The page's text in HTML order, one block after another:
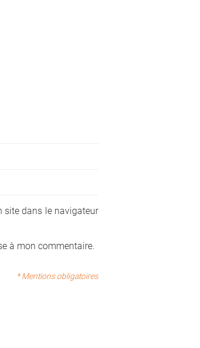
site dans le navigateur
à mon commentaire.
* Mentions obligatoires